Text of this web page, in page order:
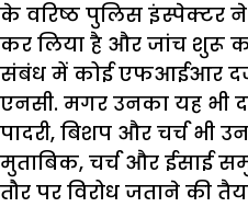
के वरिष्ठ पुलिस इंस्पेक्टर
कर लिया है और जांच शुरू
संबंध में कोई एफआईआर
एनसी. मगर उनका यह भी
पादरी, बिशप और चर्च भी
मुताबिक, चर्च और ईसाई
तौर पर विरोध जताने की